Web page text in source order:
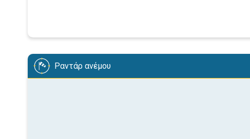
Ραντάρ ανέμου